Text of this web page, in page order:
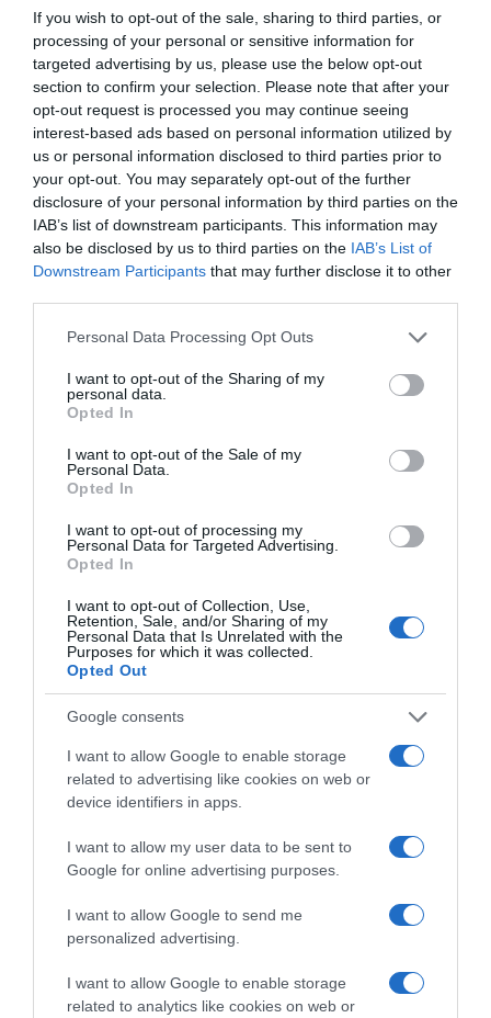
If you wish to opt-out of the sale, sharing to third parties, or
processing of your personal or sensitive information for
targeted advertising by us, please use the below opt-out
section to confirm your selection. Please note that after your
opt-out request is processed you may continue seeing
interest-based ads based on personal information utilized by
us or personal information disclosed to third parties prior to
your opt-out. You may separately opt-out of the further
disclosure of your personal information by third parties on the
IAB’s list of downstream participants. This information may
also be disclosed by us to third parties on the IAB’s List of
Downstream Participants that may further disclose it to other
Please note that this website/app uses one or more Google
not limited to your visit or usage behaviour. You may click to
grant or deny consent to Google and its third-party tags to
use your data for below specified purposes in below Google
consent section.
Personal Data Processing Opt Outs
I want to opt-out of the Sharing of my
personal data.
Opted In
I want to opt-out of the Sale of my
Personal Data.
Opted In
I want to opt-out of processing my
Personal Data for Targeted Advertising.
Opted In
I want to opt-out of Collection, Use,
Retention, Sale, and/or Sharing of my
Personal Data that Is Unrelated with the
Purposes for which it was collected.
Opted Out
Google consents
I want to allow Google to enable storage
related to advertising like cookies on web or
device identifiers in apps.
I want to allow my user data to be sent to
Google for online advertising purposes.
I want to allow Google to send me
personalized advertising.
I want to allow Google to enable storage
related to analytics like cookies on web or
A pár még egy meghallgatás során találkozott, ahol
rögtön kialakult közöttük a vonzalom. 2013-ban egy
privát szertartás keretében összeházasodtak és azóta
született egy kisfiuk is.
Forrás: Blikk
Megosztás: Facebook Twitter Pinterest
Címkék: párkapcsolat ,babavárás Laura Haddock
Sam Claflin
Korábbi bejegyzések Következő bejegyzés
HASONLÓ BEJEGYZÉSEK
2026-08-08.
Csökkenti a vérnyomást, és védi a szívet